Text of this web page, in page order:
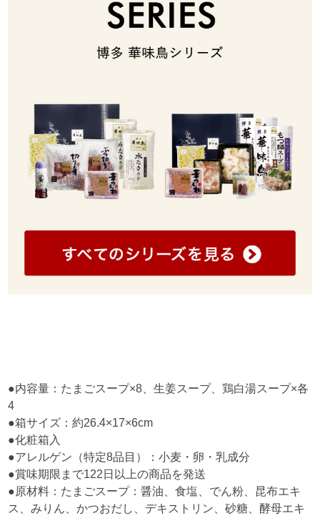
●内容量：たまごスープ×8、生姜スープ、鶏白湯スープ×各
4
●箱サイズ：約26.4×17×6cm
●化粧箱入
●アレルゲン（特定8品目）：小麦・卵・乳成分
●賞味期限まで122日以上の商品を発送
●原材料：たまごスープ：醤油、食塩、でん粉、昆布エキ
ス、みりん、かつおだし、デキストリン、砂糖、酵母エキ